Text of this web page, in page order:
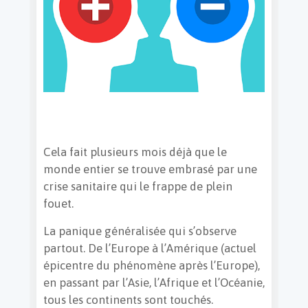
Cela fait plusieurs mois déjà que le
monde entier se trouve embrasé par une
crise sanitaire qui le frappe de plein
fouet.
La panique généralisée qui s’observe
partout. De l’Europe à l’Amérique (actuel
épicentre du phénomène après l’Europe),
en passant par l’Asie, l’Afrique et l’Océanie,
tous les continents sont touchés.